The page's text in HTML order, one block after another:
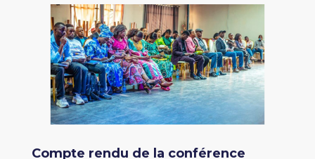
Compte rendu de la conférence